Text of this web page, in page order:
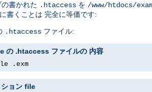
書かれた .htaccess を /www/htdocs/
に書くことは 完全に等価です:
.htaccess ファイル:
の .htaccess ファイルの 内容
.exm
ョン file